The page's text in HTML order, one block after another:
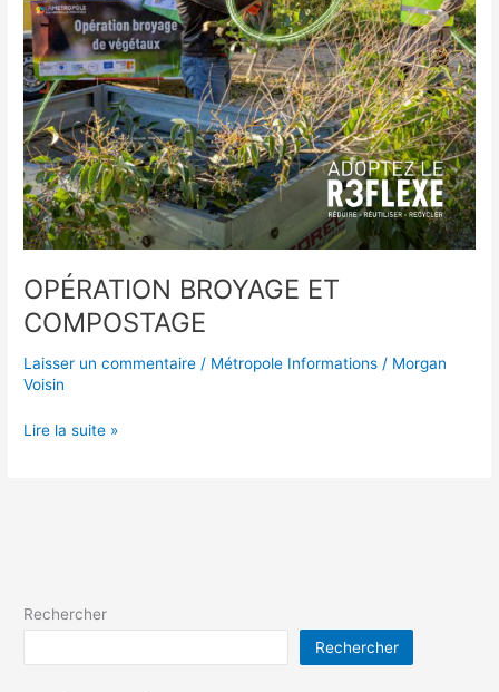
OPÉRATION BROYAGE ET
COMPOSTAGE
Laisser un commentaire / Métropole Informations / Morgan
Voisin
Lire la suite »
Rechercher
Rechercher